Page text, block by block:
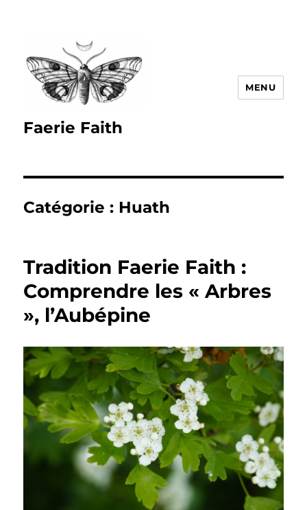
Faerie Faith
MENU
Catégorie : Huath
Tradition Faerie Faith :
Comprendre les « Arbres
», l’Aubépine